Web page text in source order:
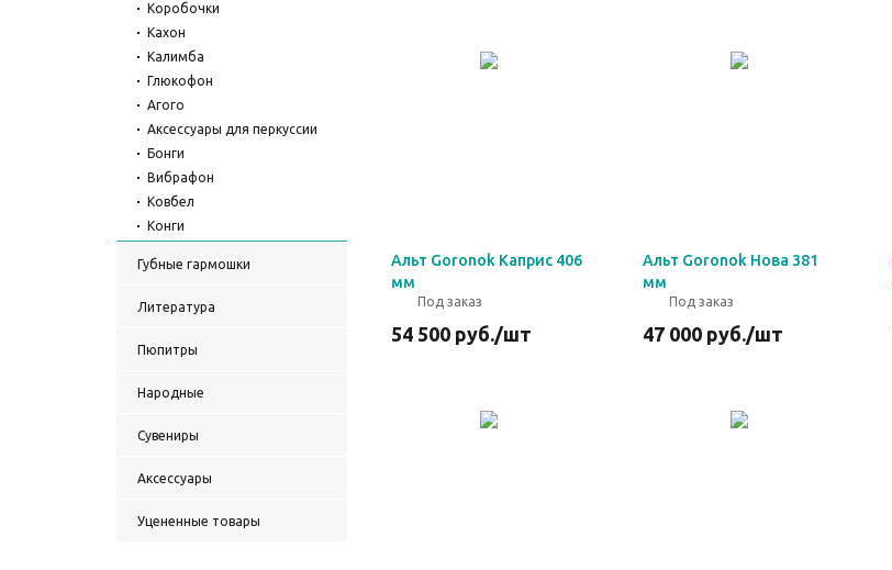
Коробочки
Кахон
Калимба
Глюкофон
Агого
Аксессуары для перкуссии
Бонги
Вибрафон
Ковбел
Конги
Маримба
Рубели
Гуиро
Рамочные барабаны
Губные гармошки
Литература
Пюпитры
Народные
Сувениры
Аксессуары
Уцененные товары
Альт Goronok Каприс 406
мм
Под заказ
54 500 руб./шт
Альт Goronok Нова 381
мм
Под заказ
47 000руб./шт